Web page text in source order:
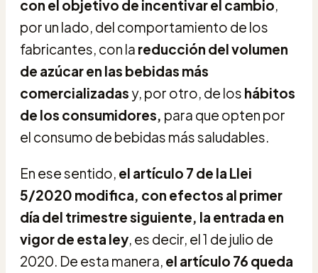
con el objetivo de incentivar el cambio,
por un lado, del comportamiento de los
fabricantes, con la reducción del volumen
de azúcar en las bebidas más
comercializadas y, por otro, de los hábitos
de los consumidores, para que opten por
el consumo de bebidas más saludables.
En ese sentido, el artículo 7 de la Llei
5/2020 modifica, con efectos al primer
día del trimestre siguiente, la entrada en
vigor de esta ley, es decir, el 1 de julio de
2020. De esta manera, el artículo 76 queda